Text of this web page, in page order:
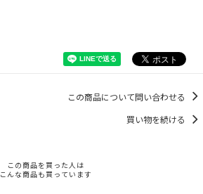
この商品について問い合わせる
買い物を続ける
この商品を買った人は
こんな商品も買っています